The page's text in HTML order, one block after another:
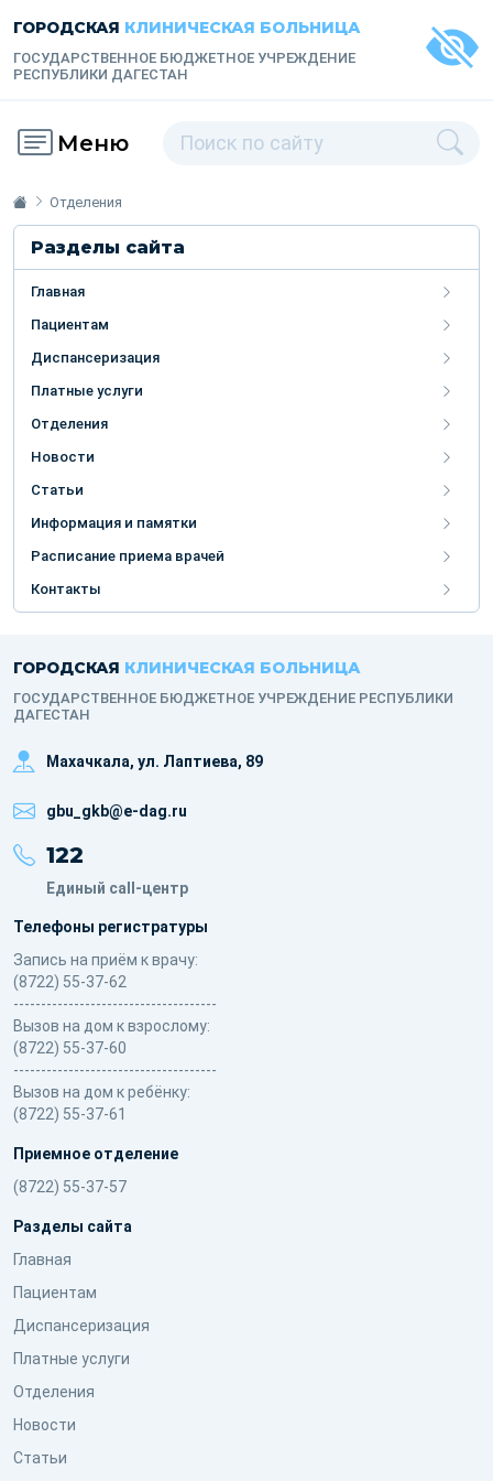
ГОРОДСКАЯ КЛИНИЧЕСКАЯ БОЛЬНИЦА
ГОСУДАРСТВЕННОЕ БЮДЖЕТНОЕ УЧРЕЖДЕНИЕ
РЕСПУБЛИКИ ДАГЕСТАН
Меню
Отделения
Разделы сайта
Главная
Пациентам
Диспансеризация
Платные услуги
Отделения
Новости
Статьи
Информация и памятки
Расписание приема врачей
Контакты
ГОРОДСКАЯ КЛИНИЧЕСКАЯ БОЛЬНИЦА
ГОСУДАРСТВЕННОЕ БЮДЖЕТНОЕ УЧРЕЖДЕНИЕ РЕСПУБЛИКИ
ДАГЕСТАН
Махачкала, ​ул. Лаптиева, 89
gbu_gkb@e-dag.ru
122
Единый call-центр
Телефоны регистратуры
Запись на приём к врачу:
(8722) 55-37-62
-------------------------------------
Вызов на дом к взрослому:
(8722) 55-37-60
-------------------------------------
Вызов на дом к ребёнку:
(8722) 55-37-61
Приемное отделение
(8722) 55-37-57
Разделы сайта
Главная
Пациентам
Диспансеризация
Платные услуги
Отделения
Новости
Статьи